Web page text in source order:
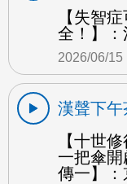
【失智
全！】
2026/06/15
漢聲下午
【十世
一把傘
傳一】：